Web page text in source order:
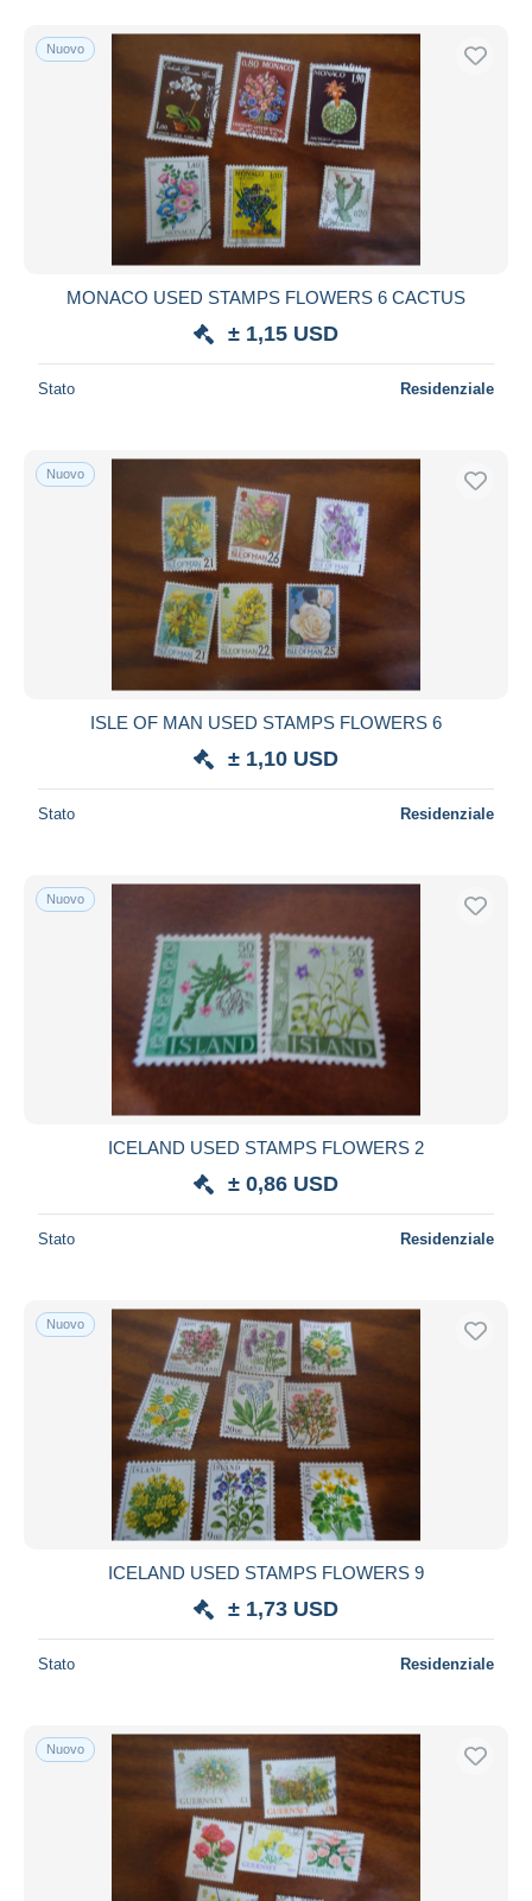
Nuovo
MONACO USED STAMPS FLOWERS 6 CACTUS
± 1,15 USD
Stato Residenziale
Nuovo
ISLE OF MAN USED STAMPS FLOWERS 6
± 1,10 USD
Stato Residenziale
Nuovo
ICELAND USED STAMPS FLOWERS 2
± 0,86 USD
Stato Residenziale
Nuovo
ICELAND USED STAMPS FLOWERS 9
± 1,73 USD
Stato Residenziale
Nuovo